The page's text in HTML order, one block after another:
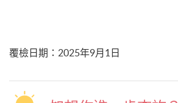
覆檢日期 ： 2025年9月1日